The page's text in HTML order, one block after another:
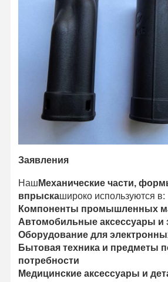
Продукты формованные путем
Пресс-форма для литья под
Заявления
Наш Механические части,
впрыскашироко используются в:
Компоненты промышленных
Автомобильные аксессуары и
Оборудование для
Бытовая техника и предметы
потребности
Медицинские аксессуары и